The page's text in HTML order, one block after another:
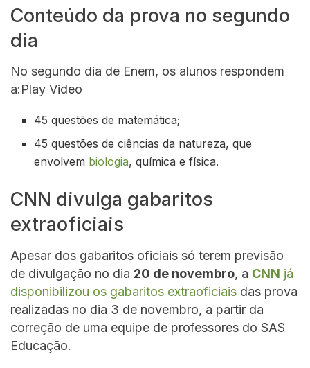
Conteúdo da prova no segundo
dia
No segundo dia de Enem, os alunos respondem
a:Play Video
45 questões de matemática;
45 questões de ciências da natureza, que
envolvem biologia, química e física.
CNN divulga gabaritos
extraoficiais
Apesar dos gabaritos oficiais só terem previsão
de divulgação no dia 20 de novembro, a CNN já
disponibilizou os gabaritos extraoficiais das prova
realizadas no dia 3 de novembro, a partir da
correção de uma equipe de professores do SAS
Educação.